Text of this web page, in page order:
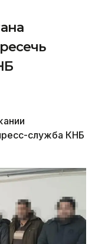
служба КНБ